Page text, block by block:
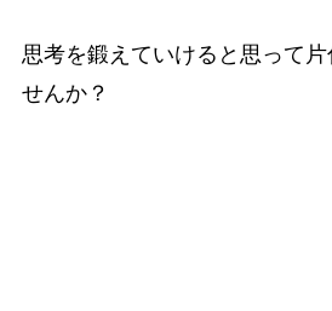
思考を鍛えていけると思って
せんか？